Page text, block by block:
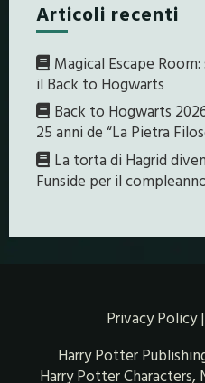
Articoli recenti
Magical Escape
il Back to Hogwarts
Back to Hogwarts
25 anni de “La Pietra
La torta di Hagrid
Funside per il
Privacy Policy|
Harry Potter
Harry Potter Characters,